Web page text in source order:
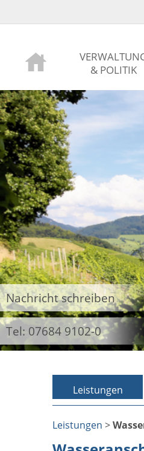
& POLITIK
Nachricht schreiben
Tel: 07684 9102-0
Leistungen
Leistungen >